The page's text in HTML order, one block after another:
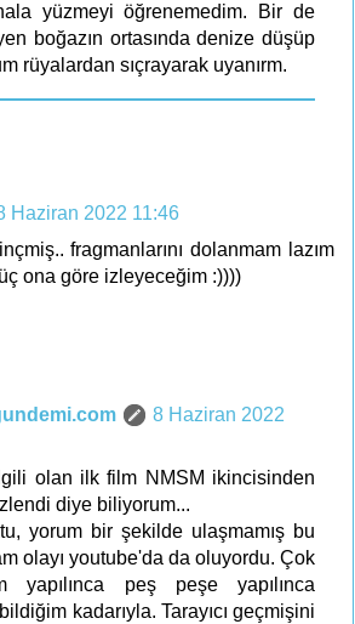
yüzmeyi öğrenemedim. Bir de
boğazın ortasında denize düşüp
rüyalardan sıçrayarak uyanırm.
Haziran 2022 11:46
fragmanlarını dolanmam lazım
ona göre izleyeceğim :))))
8 Haziran 2022
olan ilk film NMSM ikincisinden
diye biliyorum...
yorum bir şekilde ulaşmamış bu
olayı youtube'da da oluyordu. Çok
yapılınca peş peşe yapılınca
kadarıyla. Tarayıcı geçmişini